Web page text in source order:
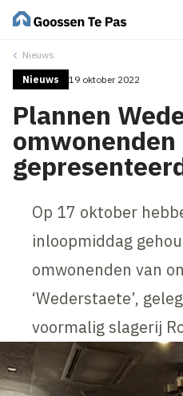
Nieuws
Nieuws 19 oktober 2022
Plannen
omwonenden
Op 17 oktober
inloopmiddag
omwonenden van
‘Wederstaete’,
voormalig slagerij